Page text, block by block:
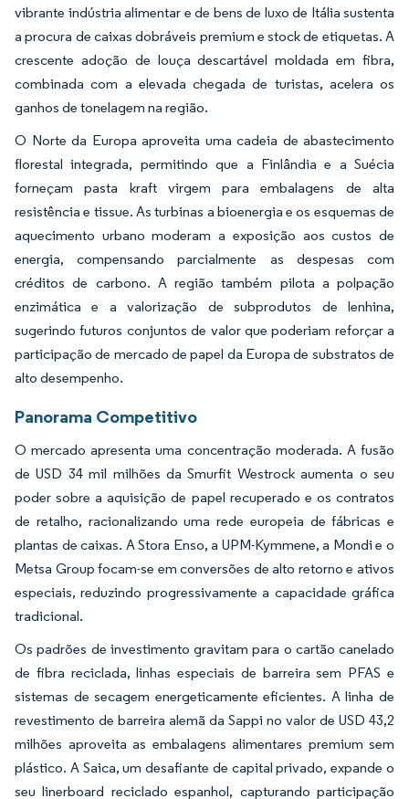
vibrante indústria alimentar e de bens de luxo de Itália sustenta
a procura de caixas dobráveis premium e stock de etiquetas. A
crescente adoção de louça descartável moldada em fibra,
combinada com a elevada chegada de turistas, acelera os
ganhos de tonelagem na região.
O Norte da Europa aproveita uma cadeia de abastecimento
florestal integrada, permitindo que a Finlândia e a Suécia
forneçam pasta kraft virgem para embalagens de alta
resistência e tissue. As turbinas a bioenergia e os esquemas de
aquecimento urbano moderam a exposição aos custos de
energia, compensando parcialmente as despesas com
créditos de carbono. A região também pilota a polpação
enzimática e a valorização de subprodutos de lenhina,
sugerindo futuros conjuntos de valor que poderiam reforçar a
participação de mercado de papel da Europa de substratos de
alto desempenho.
Panorama Competitivo
O mercado apresenta uma concentração moderada. A fusão
de USD 34 mil milhões da Smurfit Westrock aumenta o seu
poder sobre a aquisição de papel recuperado e os contratos
de retalho, racionalizando uma rede europeia de fábricas e
plantas de caixas. A Stora Enso, a UPM-Kymmene, a Mondi e o
Metsa Group focam-se em conversões de alto retorno e ativos
especiais, reduzindo progressivamente a capacidade gráfica
tradicional.
Os padrões de investimento gravitam para o cartão canelado
de fibra reciclada, linhas especiais de barreira sem PFAS e
sistemas de secagem energeticamente eficientes. A linha de
revestimento de barreira alemã da Sappi no valor de USD 43,2
milhões aproveita as embalagens alimentares premium sem
plástico. A Saica, um desafiante de capital privado, expande o
seu linerboard reciclado espanhol, capturando participação